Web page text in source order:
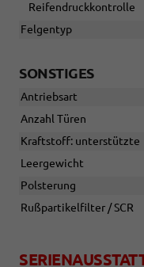
Reifendruckkontrolle
Felgentyp
SONSTIGES
Antriebsart
Anzahl Türen
Kraftstoff: unterstützte
Leergewicht
Polsterung
Rußpartikelfilter / SCR